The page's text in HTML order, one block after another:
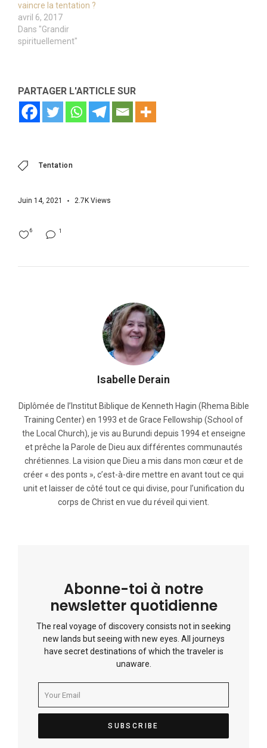
vaincre la tentation ?
avril 6, 2017
Dans "Grandir
spirituellement"
PARTAGER L'ARTICLE SUR
Tentation
Juin 14, 2021 2.7K Views
1
6
Isabelle Derain
Diplômée de l’Institut Biblique de Kenneth Hagin (Rhema Bible
Training Center) en 1993 et de Grace Fellowship (School of
the Local Church), je vis au Burundi depuis 1994 et enseigne
et prêche la Parole de Dieu aux différentes communautés
chrétiennes. La vision que Dieu a mis dans mon cœur et de
créer « des ponts », c’est-à-dire mettre en avant tout ce qui
unit et laisser de côté tout ce qui divise, pour l’unification du
corps de Christ en vue du réveil qui vient.
Abonne-toi à notre
newsletter quotidienne
The real voyage of discovery consists not in seeking
new lands but seeing with new eyes. All journeys
have secret destinations of which the traveler is
unaware.